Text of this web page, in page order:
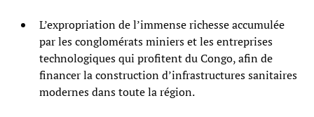
L’expropriation de l’immense richesse accumulée
par les conglomérats miniers et les entreprises
technologiques qui profitent du Congo, afin de
financer la construction d’infrastructures sanitaires
modernes dans toute la région.